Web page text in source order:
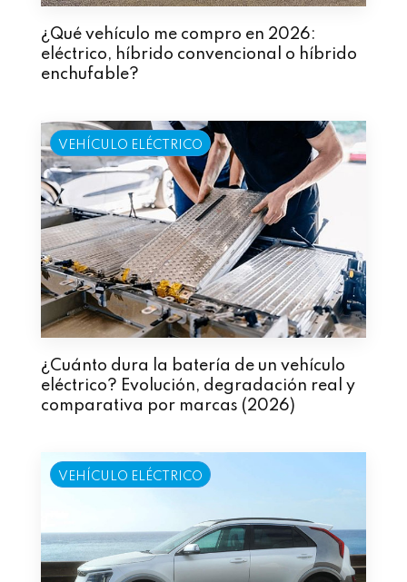
¿Qué vehículo me compro en 2026:
eléctrico, híbrido convencional o híbrido
enchufable?
VEHÍCULO ELÉCTRICO
¿Cuánto dura la batería de un vehículo
eléctrico? Evolución, degradación real y
comparativa por marcas (2026)
VEHÍCULO ELÉCTRICO